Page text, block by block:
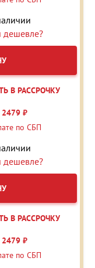
В РАССРОЧКУ
2479 ₽
по СБП
В РАССРОЧКУ
2479 ₽
по СБП